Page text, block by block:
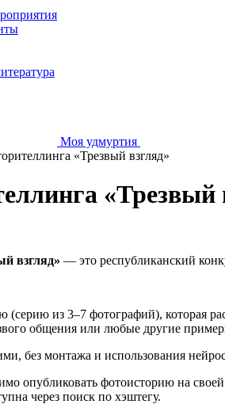
Моя удмуртия
«Трезвый взгляд»
«Трезвый
взгляд» — это республиканский
из 3–7 фотографий), которая
общения или любые другие
без монтажа и использования
опубликовать фотоисторию на
через поиск по хэштегу.